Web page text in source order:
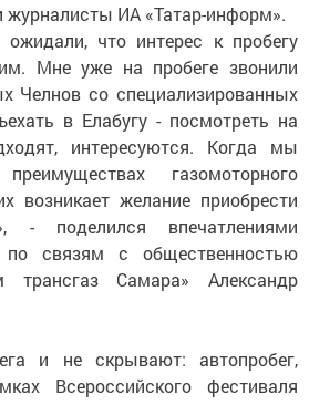
ИА «Татар-информ».
что интерес к пробегу
Мне уже на пробеге звонили
Челнов со специализированных
в Елабугу - посмотреть на
интересуются. Когда мы
газомоторного
возникает желание приобрести
- поделился впечатлениями
связям с общественностью
трансгаз Самара» Александр
и не скрывают: автопробег,
Всероссийского фестиваля